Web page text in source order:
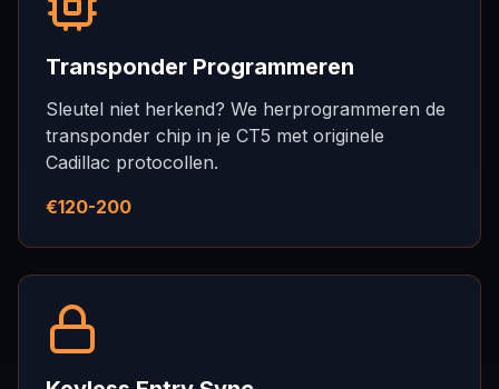
Transponder Programmeren
Sleutel niet herkend? We herprogrammeren de
transponder chip in je CT5 met originele
Cadillac protocollen.
€120-200